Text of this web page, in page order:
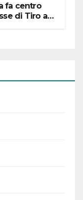
fa centro
di Tiro a